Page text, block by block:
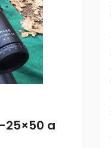
25×50 a